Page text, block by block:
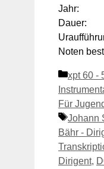
Jahr:
Dauer:
Noten
xpt 60 -
Für
Johann
Bähr -
Dirigent,